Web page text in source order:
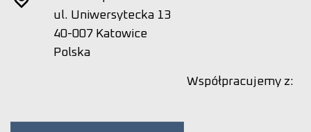
ul. Uniwersytecka 13
40-007 Katowice
Polska
Współpracujemy z: